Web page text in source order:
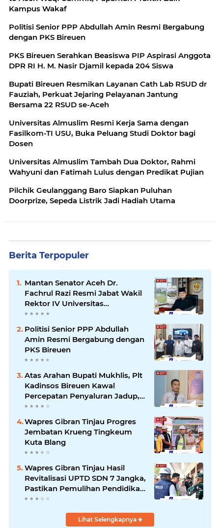
Kampus Wakaf
Politisi Senior PPP Abdullah Amin Resmi Bergabung
dengan PKS Bireuen
PKS Bireuen Serahkan Beasiswa PIP Aspirasi Anggota
DPR RI H. M. Nasir Djamil kepada 204 Siswa
Bupati Bireuen Resmikan Layanan Cath Lab RSUD dr
Fauziah, Perkuat Jejaring Pelayanan Jantung
Bersama 22 RSUD se-Aceh
Universitas Almuslim Resmi Kerja Sama dengan
Fasilkom-TI USU, Buka Peluang Studi Doktor bagi
Dosen
Universitas Almuslim Tambah Dua Doktor, Rahmi
Wahyuni dan Fatimah Lulus dengan Predikat Pujian
Pilchik Geulanggang Baro Siapkan Puluhan
Doorprize, Sepeda Listrik Jadi Hadiah Utama
Berita Terpopuler
Mantan Senator Aceh Dr.
Fachrul Razi Resmi Jabat Wakil
Rektor IV Universitas
Kartamulia Purwakarta
Politisi Senior PPP Abdullah
Amin Resmi Bergabung dengan
PKS Bireuen
Atas Arahan Bupati Mukhlis, Plt
Kadinsos Bireuen Kawal
Percepatan Penyaluran Jadup,
Intens Berkoordinasi dengan
Kemensos
Wapres Gibran Tinjau Progres
Jembatan Krueng Tingkeum
Kuta Blang
Wapres Gibran Tinjau Hasil
Revitalisasi UPTD SDN 7 Jangka,
Pastikan Pemulihan Pendidikan
Pascabencana Berjalan Optimal
Lihat Selengkapnya